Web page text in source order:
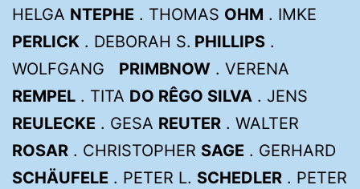
HELGA NTEPHE . THOMAS OHM . IMKE
PERLICK . DEBORAH S. PHILLIPS .
WOLFGANG PRIMBNOW . VERENA
REMPEL . TITA DO RÊGO SILVA . JENS
REULECKE . GESA REUTER . WALTER
ROSAR . CHRISTOPHER SAGE . GERHARD
SCHÄUFELE . PETER L. SCHEDLER . PETER